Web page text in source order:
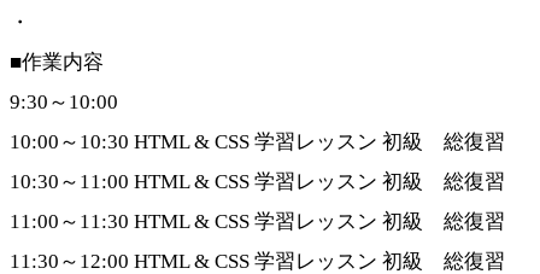
・
■作業内容
9:30～10:00
10:00～10:30 HTML & CSS 学習レッスン 初級 総復習
10:30～11:00 HTML & CSS 学習レッスン 初級 総復習
11:00～11:30 HTML & CSS 学習レッスン 初級 総復習
11:30～12:00 HTML & CSS 学習レッスン 初級 総復習